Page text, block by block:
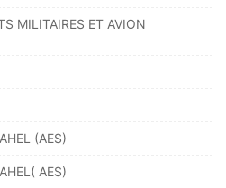
MILITAIRES ET AVION
(AES)
AES)